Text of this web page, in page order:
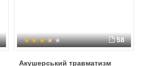
58
Акушерський травматизм